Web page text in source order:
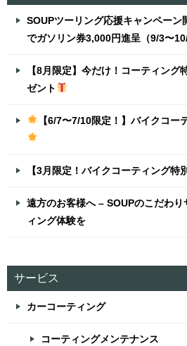
ョ
SOUPツーリング応援キャンペーン
でガソリン券3,000円進呈（9/3〜10/
【8月限定】今だけ！コーティング
ゼント
【6/7〜7/10限定！】バイクコー
【3月限定！バイクコーティング特
遠方のお客様へ – SOUPのこだわ
ィング体験を
サービス
カーコーティング
コーティングメンテナンス